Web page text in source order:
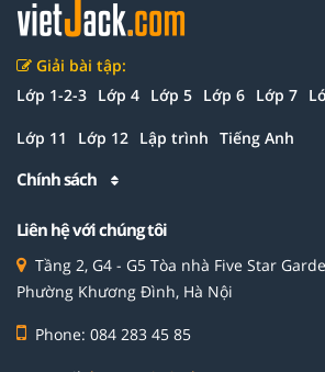
Giải bài tập:
Lớp 1-2-3 Lớp 4 Lớp 5 Lớp 6 Lớp 7
Lớp 11 Lớp 12 Lập trình Tiếng Anh
Chính sách
Liên hệ với chúng tôi
Tầng 2, G4 - G5 Tòa nhà Five Star
Phường Khương Đình, Hà Nội
Phone: 084 283 45 85